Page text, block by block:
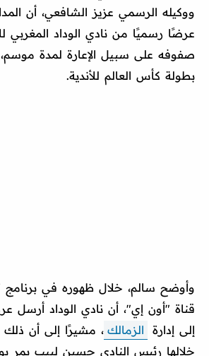
ووكيله الرسمي عزيز الشافعي، أن
عرضًا رسميًا من نادي الوداد المغربي
صفوفه على سبيل الإعارة لمدة
بطولة كأس العالم للأندية.
وأوضح سالم، خلال ظهوره في برنامج
قناة "أون إي"، أن نادي الوداد
إلى إدارة
الزمالك ، مشيرًا إلى أن
خلالها رئيس النادي حسين لبيب يمر